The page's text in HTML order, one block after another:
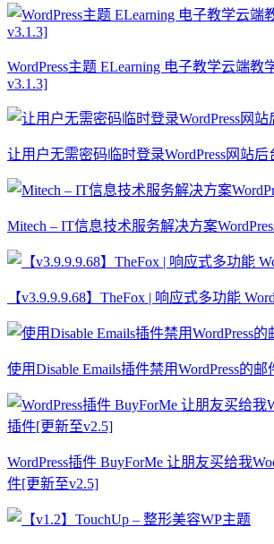
WordPress主题 ELearning 电子教学云端教
v3.1.3]
让用户无需密码临时登录WordPress网站后
Mitech – IT信息技术服务解决方案
【v3.9.9.9.68】TheFox | 响应式多功能
使用Disable Emails插件禁用WordPress的
WordPress插件 BuyForMe 让朋友买给我
件[更新至v2.5]